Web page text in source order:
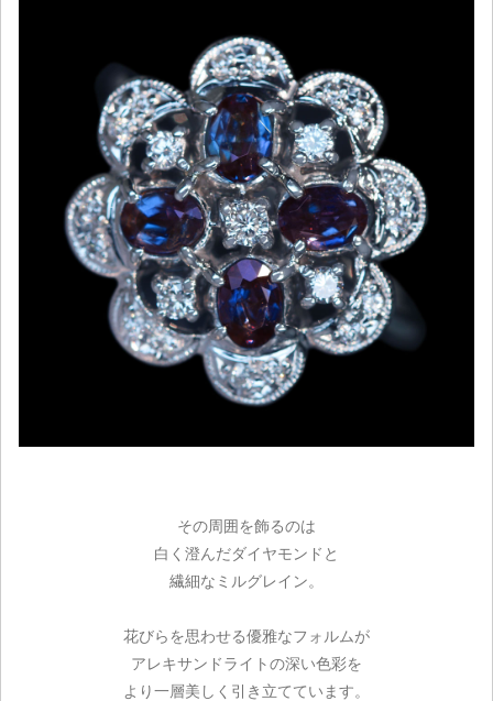
その周囲を飾るのは
白く澄んだダイヤモンドと
繊細なミルグレイン。
花びらを思わせる優雅なフォルムが
アレキサンドライトの深い色彩を
より一層美しく引き立てています。